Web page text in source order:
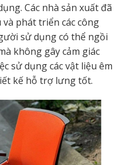
Các nhà sản xuất đã
phát triển các công
sử dụng có thể ngồi
không gây cảm giác
sử dụng các vật liệu êm
kế hỗ trợ lưng tốt.